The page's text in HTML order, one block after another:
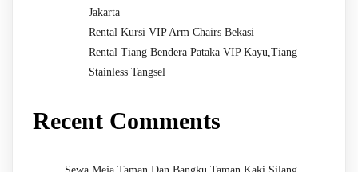
Jakarta
Rental Kursi VIP Arm Chairs Bekasi
Rental Tiang Bendera Pataka VIP Kayu,Tiang
Stainless Tangsel
Recent Comments